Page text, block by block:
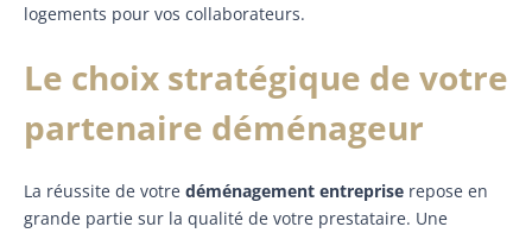
logements pour vos collaborateurs.
Le choix stratégique de votre
partenaire déménageur
La réussite de votre déménagement entreprise repose en
grande partie sur la qualité de votre prestataire. Une